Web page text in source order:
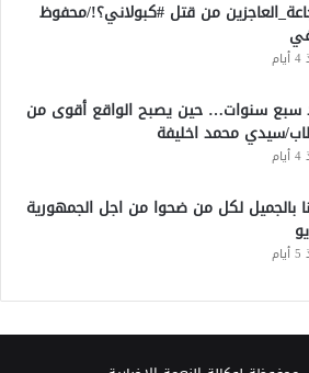
من قتل #كبولاني؟!/محفوظ
سبع سنوات… حين يصبح الواقع أقوى من
سيدي محمد اخليفة
بالجميل لكل من ضحوا من اجل الجمهورية